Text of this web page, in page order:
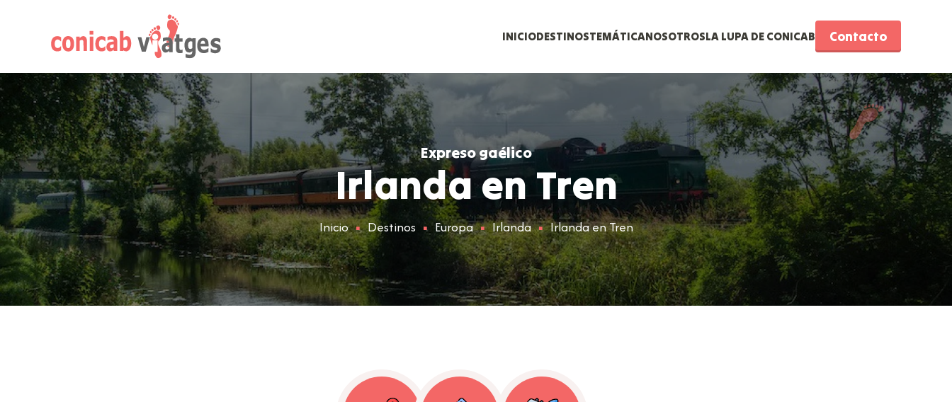
INICIODESTINOSTEMÁTICANOSOTROSLA LUPA DE CONICAB Contacto
Expreso gaélico
Irlanda en Tren
Inicio Destinos Europa Irlanda Irlanda en Tren